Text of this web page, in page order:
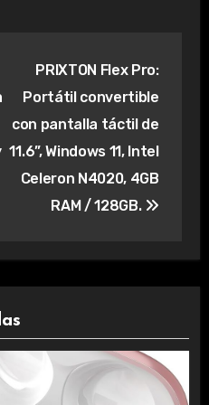
PRIXTON Flex Pro:
Portátil convertible
con pantalla táctil de
11.6”, Windows 11, Intel
Celeron N4020, 4GB
RAM / 128GB.